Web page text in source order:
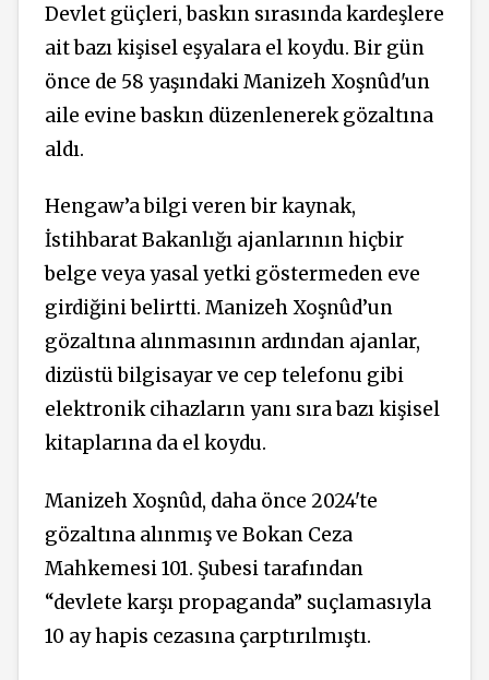
Devlet güçleri, baskın sırasında kardeşlere
ait bazı kişisel eşyalara el koydu. Bir gün
önce de 58 yaşındaki Manizeh Xoşnûd'un
aile evine baskın düzenlenerek gözaltına
aldı.
Hengaw’a bilgi veren bir kaynak,
İstihbarat Bakanlığı ajanlarının hiçbir
belge veya yasal yetki göstermeden eve
girdiğini belirtti. Manizeh Xoşnûd’un
gözaltına alınmasının ardından ajanlar,
dizüstü bilgisayar ve cep telefonu gibi
elektronik cihazların yanı sıra bazı kişisel
kitaplarına da el koydu.
Manizeh Xoşnûd, daha önce 2024'te
gözaltına alınmış ve Bokan Ceza
Mahkemesi 101. Şubesi tarafından
“devlete karşı propaganda” suçlamasıyla
10 ay hapis cezasına çarptırılmıştı.